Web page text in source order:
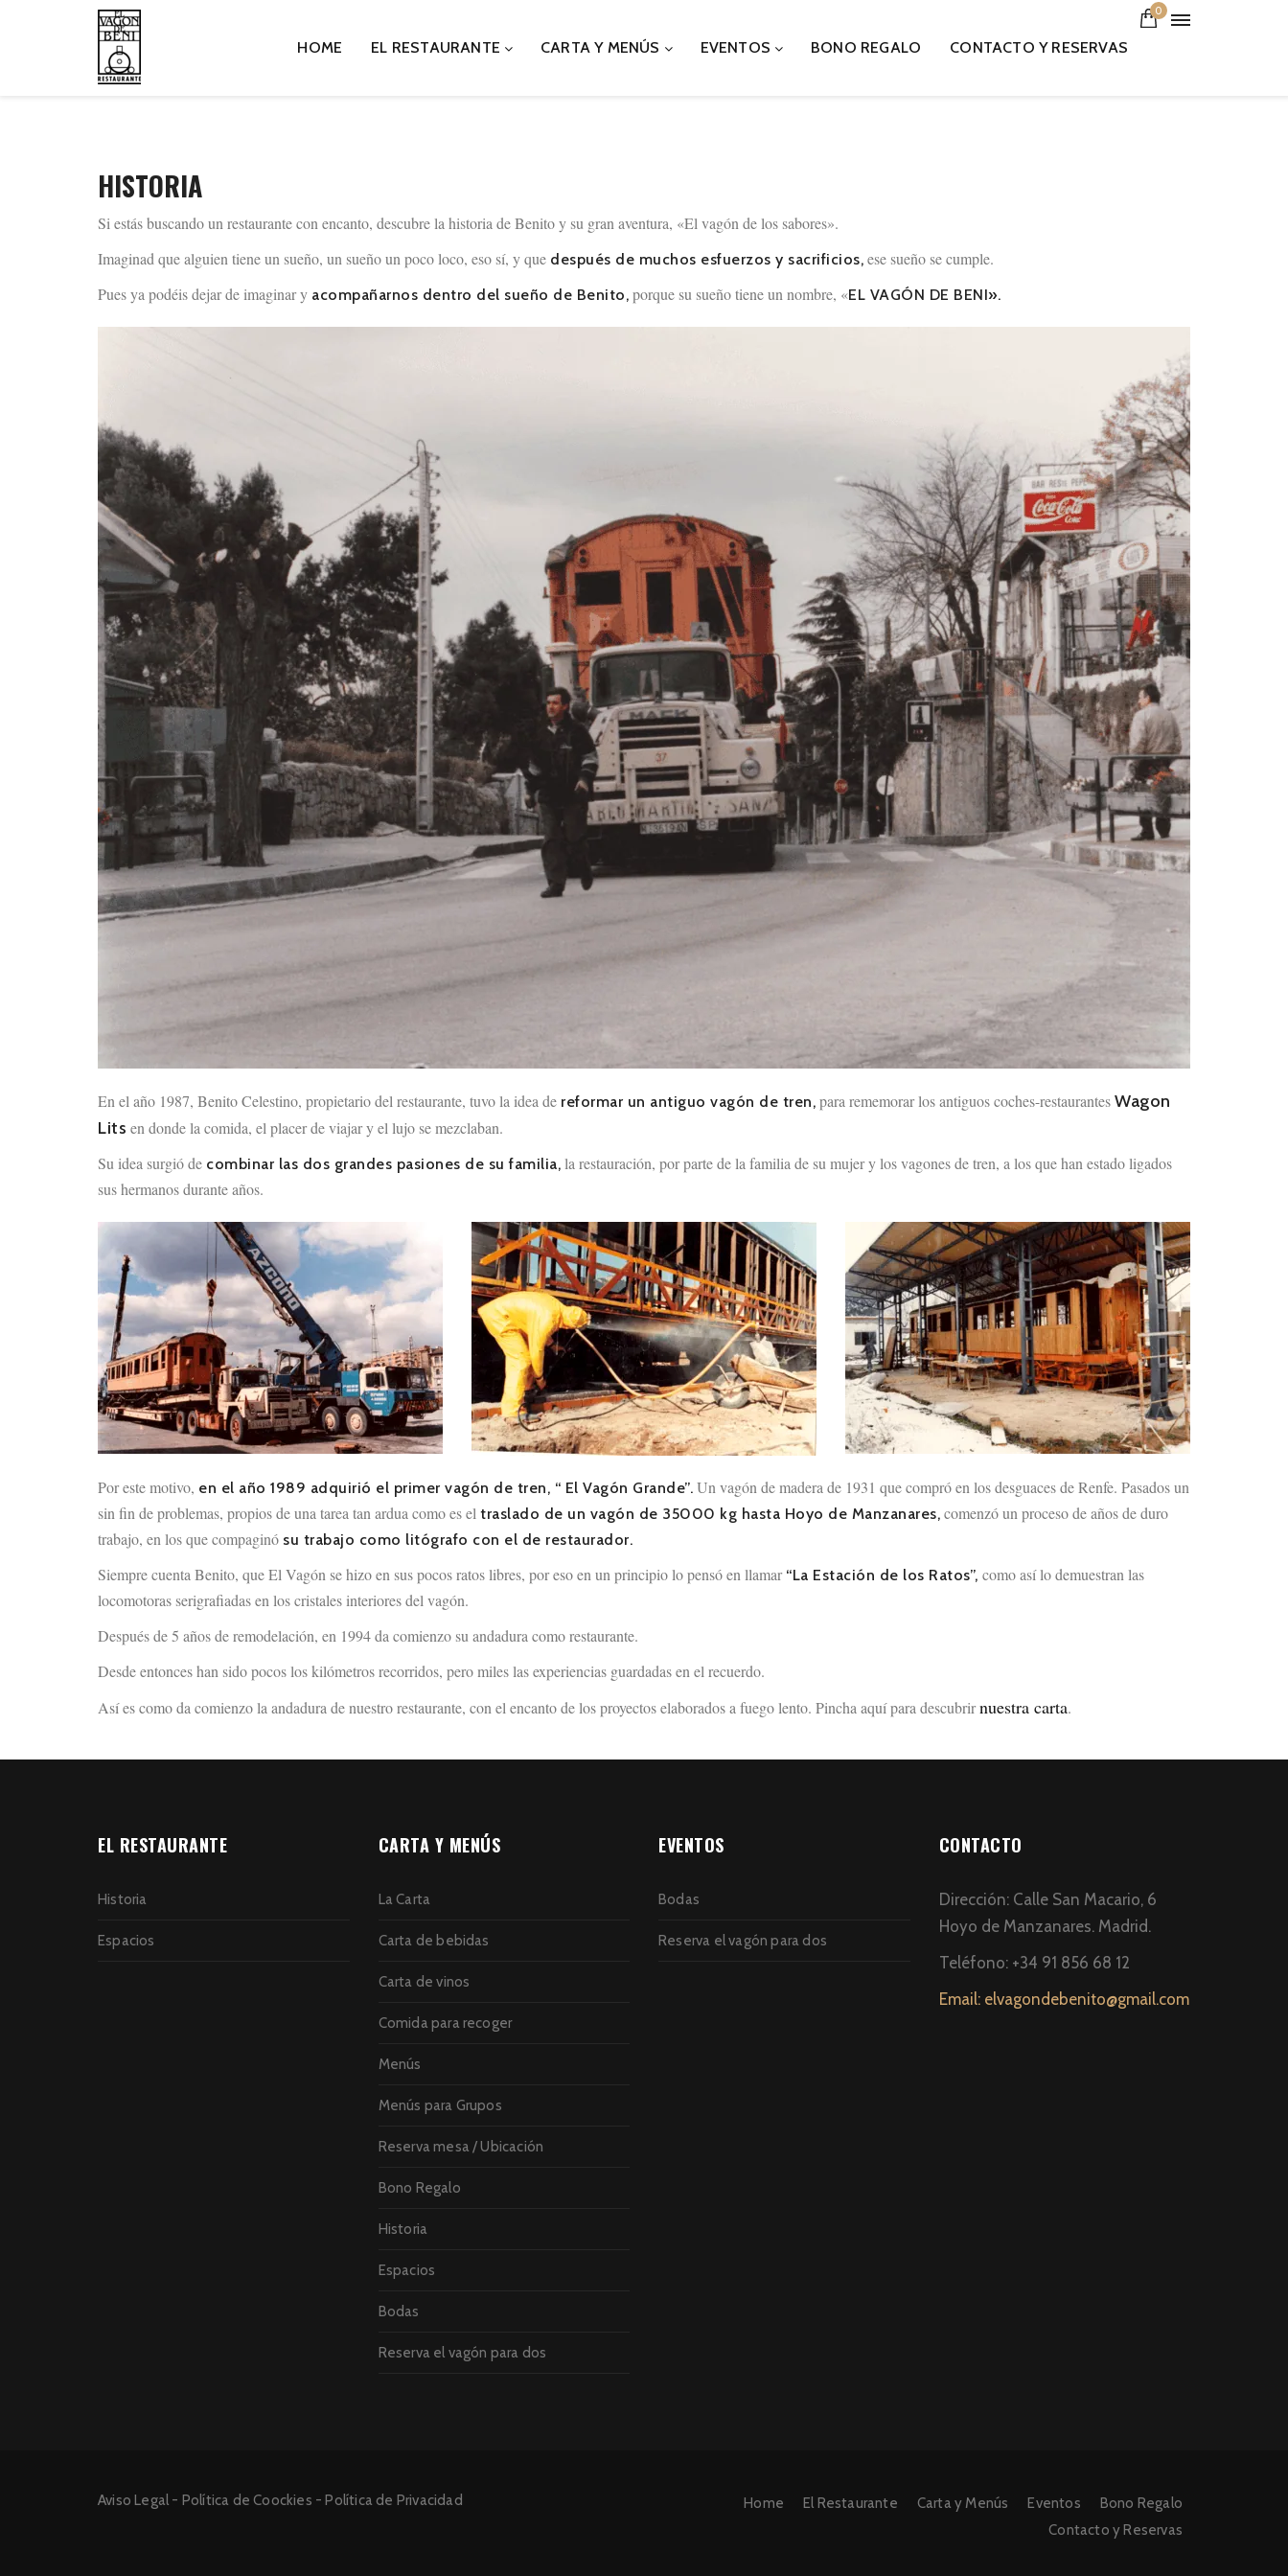
0
HOME EL RESTAURANTE CARTA Y MENÚS EVENTOS BONO REGALO CONTACTO Y RESERVAS
HISTORIA
Si estás buscando un restaurante con encanto, descubre la historia de Benito y su gran aventura, «El vagón de los sabores».
Imaginad que alguien tiene un sueño, un sueño un poco loco, eso sí, y que después de muchos esfuerzos y sacrificios, ese sueño se cumple.
Pues ya podéis dejar de imaginar y acompañarnos dentro del sueño de Benito, porque su sueño tiene un nombre, «EL VAGÓN DE BENI».
En el año 1987, Benito Celestino, propietario del restaurante, tuvo la idea de reformar un antiguo vagón de tren, para rememorar los antiguos coches-restaurantesWagon
Lits en donde la comida, el placer de viajar y el lujo se mezclaban.
Su idea surgió de combinar las dos grandes pasiones de su familia, la restauración, por parte de la familia de su mujer y los vagones de tren, a los que han estado ligados
sus hermanos durante años.
Por este motivo, en el año 1989 adquirió el primer vagón de tren, “ El Vagón Grande”. Un vagón de madera de 1931 que compró en los desguaces de Renfe. Pasados un
sin fin de problemas, propios de una tarea tan ardua como es el traslado de un vagón de 35000 kg hasta Hoyo de Manzanares, comenzó un proceso de años de duro
trabajo, en los que compaginó su trabajo como litógrafo con el de restaurador.
Siempre cuenta Benito, que El Vagón se hizo en sus pocos ratos libres, por eso en un principio lo pensó en llamar “La Estación de los Ratos”, como así lo demuestran las
locomotoras serigrafiadas en los cristales interiores del vagón.
Después de 5 años de remodelación, en 1994 da comienzo su andadura como restaurante.
Desde entonces han sido pocos los kilómetros recorridos, pero miles las experiencias guardadas en el recuerdo.
Así es como da comienzo la andadura de nuestro restaurante, con el encanto de los proyectos elaborados a fuego lento. Pincha aquí para descubrirnuestra carta.
EL RESTAURANTE
Historia
Espacios
CARTA Y MENÚS
La Carta
Carta de bebidas
Carta de vinos
Comida para recoger
Menús
Menús para Grupos
Reserva mesa / Ubicación
Bono Regalo
Historia
Espacios
Bodas
Reserva el vagón para dos
EVENTOS
Bodas
Reserva el vagón para dos
CONTACTO
Dirección: Calle San Macario, 6
Hoyo de Manzanares. Madrid.
Teléfono: +34 91 856 68 12
Email: elvagondebenito@gmail.com
Aviso Legal - Política de Coockies -Política de Privacidad Home El Restaurante Carta y Menús Eventos
Bono Regalo
Contacto y Reservas